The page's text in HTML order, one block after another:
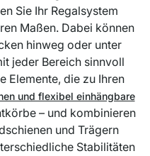
Sie Ihr Regalsystem
Maßen. Dabei können
hinweg oder unter
jeder Bereich sinnvoll
Elemente, die zu Ihren
und flexibel einhängbare
– und kombinieren
und Trägern
Stabilitäten